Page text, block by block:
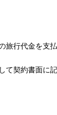
旅行代金を支
て契約書面に